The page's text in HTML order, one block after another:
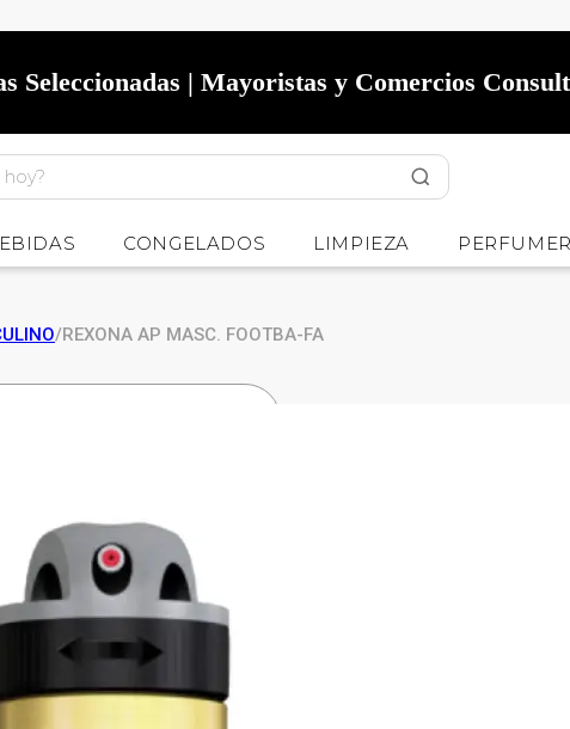
Seleccionadas | Mayoristas y Comercios
CONGELADOS LIMPIEZA
/REXONA AP MASC. FOOTBA-FA